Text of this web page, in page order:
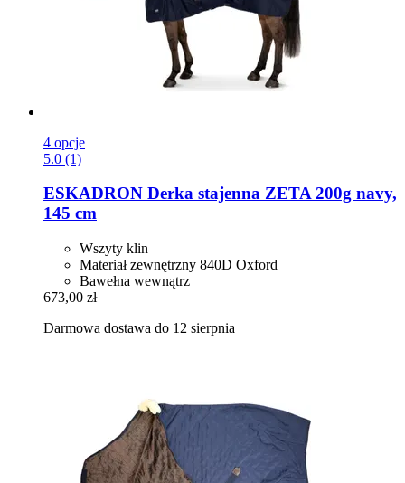
4 opcje
5.0 (1)
ESKADRON Derka stajenna ZETA 200g navy,
145 cm
Wszyty klin
Materiał zewnętrzny 840D Oxford
Bawełna wewnątrz
673,00 zł
Darmowa dostawa do 12 sierpnia